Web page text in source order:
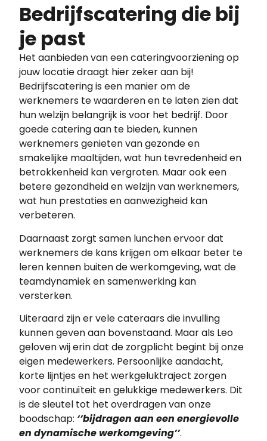
Bedrijfscatering die bij
je past
Het aanbieden van een cateringvoorziening op
jouw locatie draagt hier zeker aan bij!
Bedrijfscatering is een manier om de
werknemers te waarderen en te laten zien dat
hun welzijn belangrijk is voor het bedrijf. Door
goede catering aan te bieden, kunnen
werknemers genieten van gezonde en
smakelijke maaltijden, wat hun tevredenheid en
betrokkenheid kan vergroten. Maar ook een
betere gezondheid en welzijn van werknemers,
wat hun prestaties en aanwezigheid kan
verbeteren.
Daarnaast zorgt samen lunchen ervoor dat
werknemers de kans krijgen om elkaar beter te
leren kennen buiten de werkomgeving, wat de
teamdynamiek en samenwerking kan
versterken.
Uiteraard zijn er vele cateraars die invulling
kunnen geven aan bovenstaand. Maar als Leo
geloven wij erin dat de zorgplicht begint bij onze
eigen medewerkers. Persoonlijke aandacht,
korte lijntjes en het werkgeluktraject zorgen
voor continuïteit en gelukkige medewerkers. Dit
is de sleutel tot het overdragen van onze
boodschap: ‘’bijdragen aan een energievolle
en dynamische werkomgeving’’.